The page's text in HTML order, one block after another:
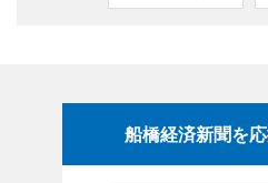
船橋経済新聞を